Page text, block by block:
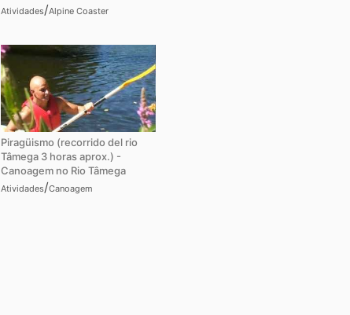
Atividades/Alpine Coaster
Piragüismo (recorrido del rio
Tâmega 3 horas aprox.) -
Canoagem no Rio Tâmega
Atividades/Canoagem